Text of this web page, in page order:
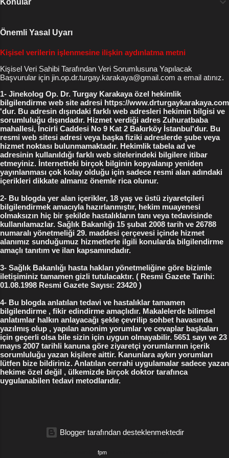
vajinal enfeksiyonlar ve başa çıkılamayan kötü
yöntemidir. *** Boydan Boya Cerrahi Vajina
*** ( kişiler listesine kaydetmeniz gerekmez -
gizli kalır ) Vajina Daraltma Yaptıranların
Yorumları Vajina Daraltma Yaptıranlar ( blog
site yorumları ) Jinekolog Op. Dr. Turgay
Karakaya Cerrahpaşa Tıp Fak. Diploma Uzmanlık
Belgesi İşyeri Ruhsatı ve Vergi Levhası İncirli
Cad No 9 Bakırköy Meydanı İstanbul 0212 227
55 19 0532 221 3007 WhatsApp , Telegram
0542 215 7274 WhatsApp Bakır...
Önemli Yasal Uyarı
Kişisel verilerin işlenmesine ilişkin aydınlatma metni
Kişisel Veri Sahibi Tarafından Veri Sorumlusuna Yapılacak
Başvurular için jin.op.dr.turgay.karakaya@gmail.com a email atınız.
1- Jinekolog Op. Dr. Turgay Karakaya özel hekimlik
bilgilendirme web site adresi https://www.drturgaykarakaya.com
'dur. Bu adresin dışındaki farklı web adresleri hekimin bilgisi ve
sorumluluğu dışındadır. Hizmet verdiği adres Zuhuratbaba
mahallesi, İncirli Caddesi No 9 Kat 2 Bakırköy İstanbul'dur. Bu
resmi web sitesi adresi veya başka fiziki adreslerde şube veya
hizmet noktası bulunmamaktadır. Hekimlik tabela ad ve
adresinin kullanıldığı farklı web sitelerindeki bilgilere itibar
etmeyiniz. İnternetteki birçok bilginin kopyalanıp yeniden
yayınlanması çok kolay olduğu için sadece resmi alan adındaki
içerikleri dikkate almanız önemle rica olunur.
2- Bu blogda yer alan içerikler, 18 yaş ve üstü ziyaretçileri
bilgilendirmek amacıyla hazırlanmıştır, hekim muayenesi
olmaksızın hiç bir şekilde hastalıkların tanı veya tedavisinde
kullanılamazlar. Sağlık Bakanlığı 15 şubat 2008 tarih ve 26788
numaralı yönetmeliği 29. maddesi çerçevesi içinde hizmet
alanımız sunduğumuz hizmetlerle ilgili konularda bilgilendirme
amaçlı tanıtım ve ilan kapsamındadır.
3- Sağlık Bakanlığı hasta hakları yönetmeliğine göre bizimle
iletişiminiz tamamen gizli tutulacaktır. ( Resmi Gazete Tarihi:
01.08.1998 Resmi Gazete Sayısı: 23420 )
4- Bu blogda anlatılan tedavi ve hastalıklar tamamen
bilgilendirme , fikir edindirme amaçlıdır. Makalelerde bilimsel
anlatımlar halkın anlayacağı şekle çevrilip sohbet havasında
yazılmış olup , yapılan anonim yorumlar ve cevaplar başkaları
için geçerli olsa bile sizin için uygun olmayabilir. 5651 sayı ve 23
mayıs 2007 tarihli kanuna göre ziyaretçi yorumlarının içerik
sorumluluğu yazan kişilere aittir. Kanunlara aykırı yorumları
lütfen bize bildiriniz. Anlatılan cerrahi uygulamalar sadece yazan
hekime özel değil , ülkemizde birçok doktor tarafınca
uygulanabilen tedavi metodlarıdır.
Blogger tarafından desteklenmektedir
fpm